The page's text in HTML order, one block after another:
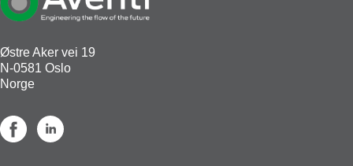
Østre Aker vei 19
N-0581 Oslo
Norge